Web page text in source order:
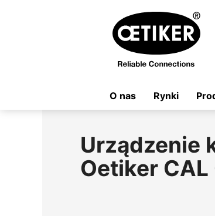
O nas Rynki
Urządzenie
Oetiker CAL